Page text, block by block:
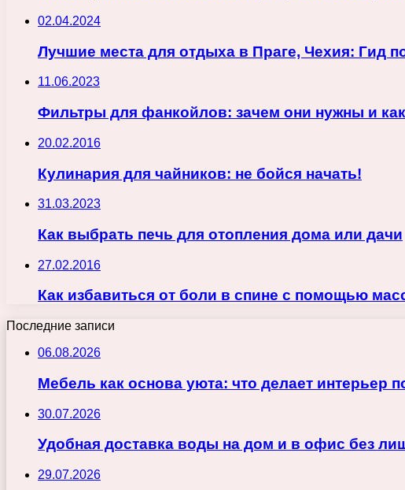
02.04.2024
Лучшие места для отдыха в Праге, Чехия: Гид
11.06.2023
Фильтры для фанкойлов: зачем они нужны и
20.02.2016
Кулинария для чайников: не бойся начать!
31.03.2023
Как выбрать печь для отопления дома или дачи
27.02.2016
Как избавиться от боли в спине с помощью
Последние записи
06.08.2026
Мебель как основа уюта: что делает интерьер
30.07.2026
Удобная доставка воды на дом и в офис без
29.07.2026